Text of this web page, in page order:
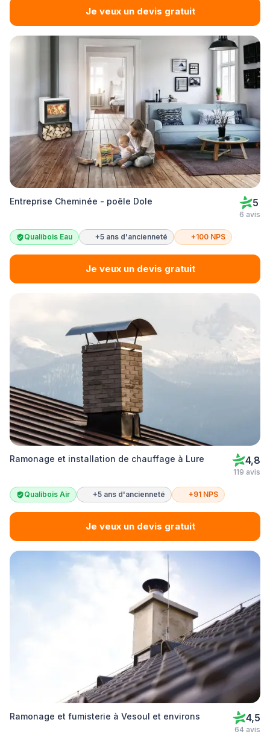
Je veux un devis gratuit
Entreprise Cheminée - poêle Dole 5
6 avis
Qualibois Eau +5 ans d'ancienneté +100 NPS
Je veux un devis gratuit
Ramonage et installation de chauffage à Lure 4,8
119 avis
Qualibois Air +5 ans d'ancienneté +91 NPS
Je veux un devis gratuit
Ramonage et fumisterie à Vesoul et environs 4,5
64 avis